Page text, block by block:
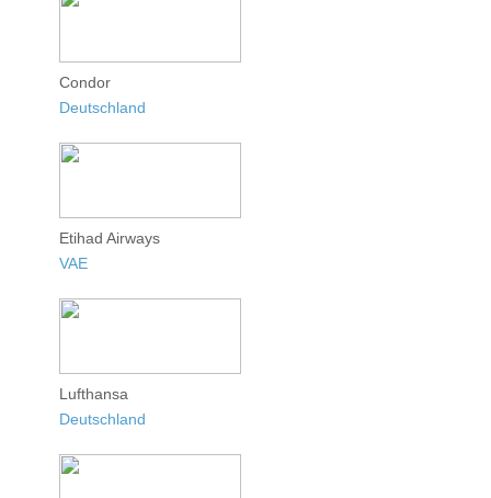
Condor
Deutschland
Etihad Airways
VAE
Lufthansa
Deutschland